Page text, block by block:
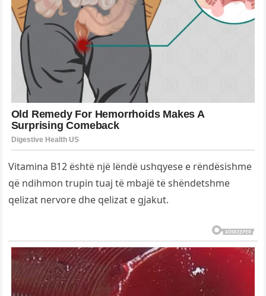
Vitamina B12 është një lëndë ushqyese e rëndësishme
që ndihmon trupin tuaj të mbajë të shëndetshme
qelizat nervore dhe qelizat e gjakut.